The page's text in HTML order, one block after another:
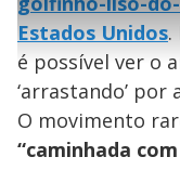
0
s
e
g
n
s
4
Estados Unidos.
é possível ver o
‘arrastando’
O movimento
“caminhada